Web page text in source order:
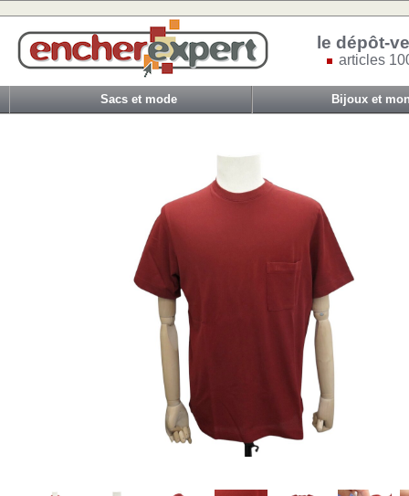
le dépôt-
articles
Sacs et mode Bijoux et